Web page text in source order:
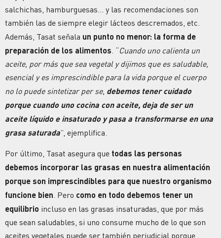
salchichas, hamburguesas… y las recomendaciones son
también las de siempre elegir lácteos descremados, etc.
Además, Tasat señala un punto no menor: la forma de
preparación de los alimentos . “Cuando uno calienta un
aceite, por más que sea vegetal y dijimos que es saludable,
esencial y es imprescindible para la vida porque el cuerpo
no lo puede sintetizar per se, debemos tener cuidado
porque cuando uno cocina con aceite, deja de ser un
aceite líquido e insaturado y pasa a transformarse en una
grasa saturada”, ejemplifica.
Por último, Tasat asegura que todas las personas
debemos incorporar las grasas en nuestra alimentación
porque son imprescindibles para que nuestro organismo
funcione bien. Pero como en todo debemos tener un
equilibrio incluso en las grasas insaturadas, que por más
que sean saludables, si uno consume mucho de lo que son
aceites vegetales puede ser también perjudicial porque